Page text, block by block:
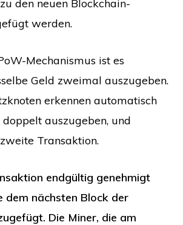
den neuen Blockchain-
werden.
Mechanismus ist es
Geld zweimal auszugeben.
erkennen automatisch
doppelt auszugeben, und
Transaktion.
endgültig genehmigt
dem nächsten Block der
Die Miner, die am